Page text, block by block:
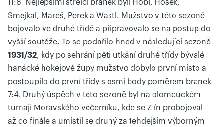
11:8. Nejlepšími střelci branek byli Hobl, Hošek,
Smejkal, Mareš, Perek a Wastl. Mužstvo v této sezoně
bojovalo ve druhé třídě a připravovalo se na postup do
vyšší soutěže. To se podařilo hned v následující sezoně
1931/32, kdy po sehrání pěti utkání druhé třídy bývalé
hanácké hokejové župy mužstvo dobylo první místo a
postoupilo do první třídy s osmi body poměrem branek
7:4. Druhý úspěch v této sezoně byl na olomouckém
turnaji Moravského večerníku, kde se Zlín probojoval
až do finále a umístil se druhý za tehdejším výborným